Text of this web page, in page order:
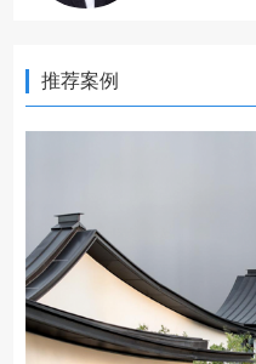
推荐案例